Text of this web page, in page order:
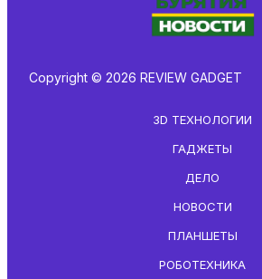
Copyright © 2026 REVIEW GADGET
3D ТЕХНОЛОГИИ
ГАДЖЕТЫ
ДЕЛО
НОВОСТИ
ПЛАНШЕТЫ
РОБОТЕХНИКА